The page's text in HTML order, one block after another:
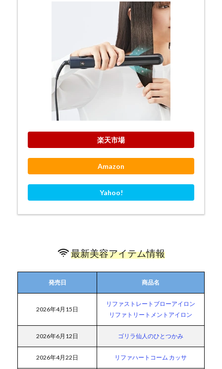
楽天市場
Amazon
Yahoo!
最新美容アイテム情報
発売日 商品名
2026年4月15日
リファストレートブローアイロン
リファトリートメントアイロン
2026年6月12日 ゴリラ仙人のひとつかみ
2026年4月22日 リファハートコーム カッサ